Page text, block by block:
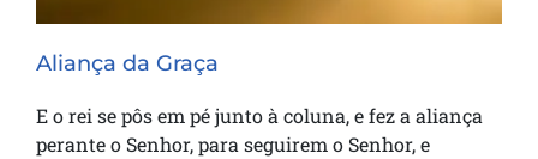
Aliança da Graça
E o rei se pôs em pé junto à coluna, e fez a aliança
perante o Senhor, para seguirem o Senhor, e